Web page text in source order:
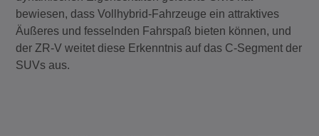
bewiesen, dass Vollhybrid-Fahrzeuge ein attraktives
Äußeres und fesselnden Fahrspaß bieten können, und
der ZR-V weitet diese Erkenntnis auf das C-Segment der
SUVs aus.